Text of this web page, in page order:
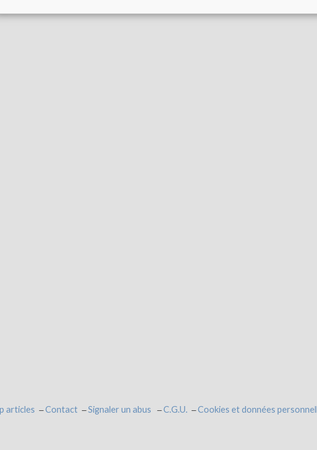
articles Contact Signaler un abus C.G.U. Cookies et données